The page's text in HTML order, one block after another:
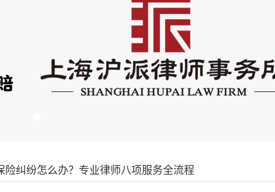
险纠纷怎么办？专业律师八项服务全流程